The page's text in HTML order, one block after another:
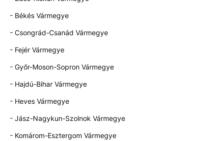
- Békés Vármegye
- Csongrád-Csanád Vármegye
- Fejér Vármegye
- Győr-Moson-Sopron Vármegye
- Hajdú-Bihar Vármegye
- Heves Vármegye
- Jász-Nagykun-Szolnok Vármegye
- Komárom-Esztergom Vármegye